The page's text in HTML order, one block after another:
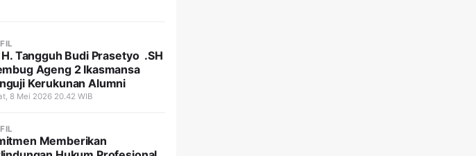
Tangguh Budi Prasetyo .SH
Ageng 2 Ikasmansa
Kerukunan Alumni
8 Mei 2026 20.42 WIB
Memberikan